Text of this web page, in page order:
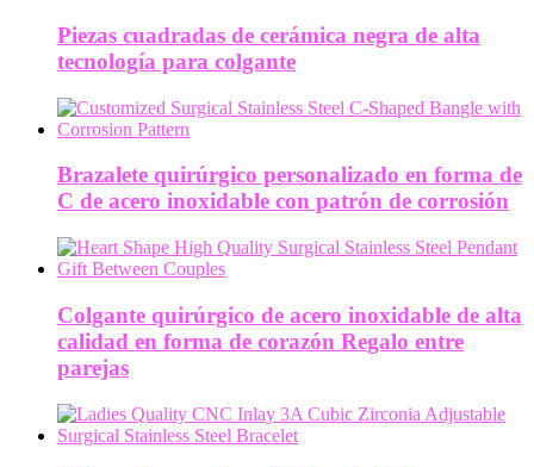
Piezas cuadradas de cerámica negra de alta
tecnología para colgante
Brazalete quirúrgico personalizado en forma de
C de acero inoxidable con patrón de corrosión
Colgante quirúrgico de acero inoxidable de alta
calidad en forma de corazón Regalo entre
parejas